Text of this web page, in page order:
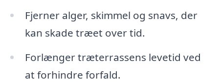
Fjerner alger, skimmel og snavs, der
kan skade træet over tid.
Forlænger træterrassens levetid ved
at forhindre forfald.